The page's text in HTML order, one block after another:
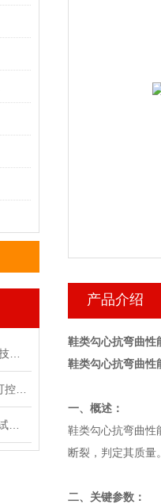
产品介绍
鞋类勾心抗弯曲性
鞋类勾心抗弯曲性
‌一、概述：
鞋类勾心抗弯曲性
断裂，判定其质量
二、关键参数‌：